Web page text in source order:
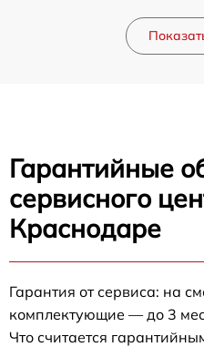
Гарантийные
сервисного
Краснодаре
Гарантия от сервиса: на
комплектующие — до 3
Что считается